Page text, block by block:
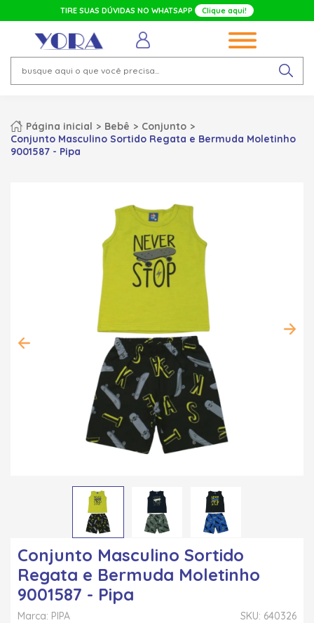
TIRE SUAS DÚVIDAS NO WHATSAPP Clique aqui!
Página inicial Bebê
Conjunto
Conjunto Masculino Sortido Regata e Bermuda Moletinho
9001587 - Pipa
Conjunto Masculino Sortido
Regata e Bermuda Moletinho
9001587 - Pipa
SKU: 640326
Marca: PIPA